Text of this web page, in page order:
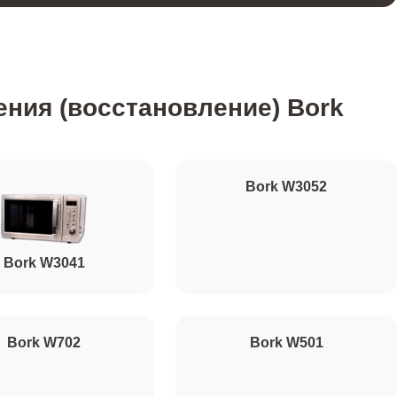
1000
450
500
500
(восстановление) Bork
Bork W3041
Bork W3052
Bork W702 Bork W501